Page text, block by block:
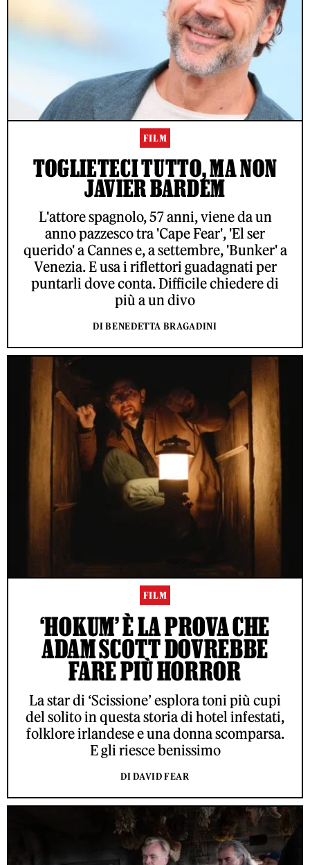
FILM
TOGLIETECI TUTTO, MA NON
JAVIER BARDEM
L'attore spagnolo, 57 anni, viene da un
anno pazzesco tra 'Cape Fear', 'El ser
querido' a Cannes e, a settembre, 'Bunker' a
Venezia. E usa i riflettori guadagnati per
puntarli dove conta. Difficile chiedere di
più a un divo
DI BENEDETTA BRAGADINI
FILM
‘HOKUM’ È LA PROVA CHE
ADAM SCOTT DOVREBBE
FARE PIÙ HORROR
La star di ‘Scissione’ esplora toni più cupi
del solito in questa storia di hotel infestati,
folklore irlandese e una donna scomparsa.
E gli riesce benissimo
DI DAVID FEAR